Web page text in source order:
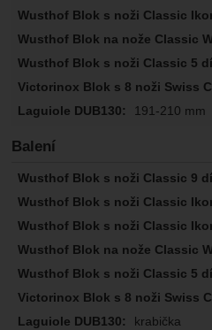
191-210 mm
Balení
krabička